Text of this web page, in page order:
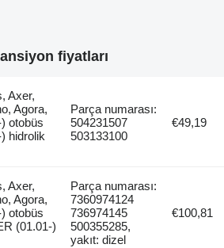
fiyatları
Axer,
Agora,
otobüs
hidrolik
Parça numarası:
504231507
503133100
€49,19
Axer,
Agora,
otobüs
(01.01-)
Parça numarası:
7360974124
736974145
500355285,
yakıt: dizel
€100,81